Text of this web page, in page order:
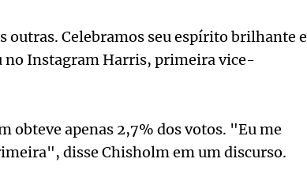
outras. Celebramos seu espírito brilhante e
no Instagram Harris, primeira vice-
obteve apenas 2,7% dos votos. "Eu me
disse Chisholm em um discurso.